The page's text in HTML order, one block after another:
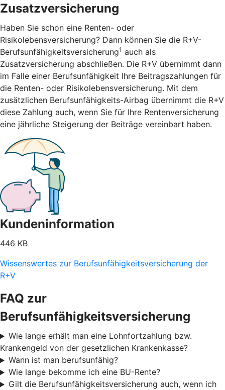
Zusatzversicherung
Haben Sie schon eine Renten- oder
Risikolebensversicherung? Dann können Sie die R+V-
Berufsunfähigkeitsversicherung1 auch als
Zusatzversicherung abschließen. Die R+V übernimmt dann
im Falle einer Berufsunfähigkeit Ihre Beitragszahlungen für
die Renten- oder Risikolebensversicherung. Mit dem
zusätzlichen Berufsunfähigkeits-Airbag übernimmt die R+V
diese Zahlung auch, wenn Sie für Ihre Rentenversicherung
eine jährliche Steigerung der Beiträge vereinbart haben.
Kundeninformation
446 KB
Wissenswertes zur Berufsunfähigkeitsversicherung der
R+V
FAQ zur
Berufsunfähigkeitsversicherung
Wie lange erhält man eine Lohnfortzahlung bzw.
Krankengeld von der gesetzlichen Krankenkasse?
Wann ist man berufsunfähig?
Wie lange bekomme ich eine BU-Rente?
Gilt die Berufsunfähigkeitsversicherung auch, wenn ich